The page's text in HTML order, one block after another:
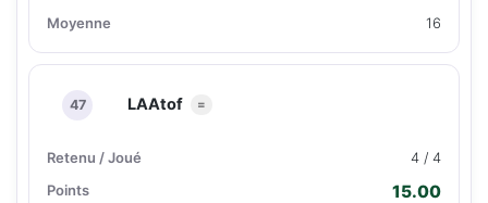
16
47 LAAtof =
4 / 4
15.00